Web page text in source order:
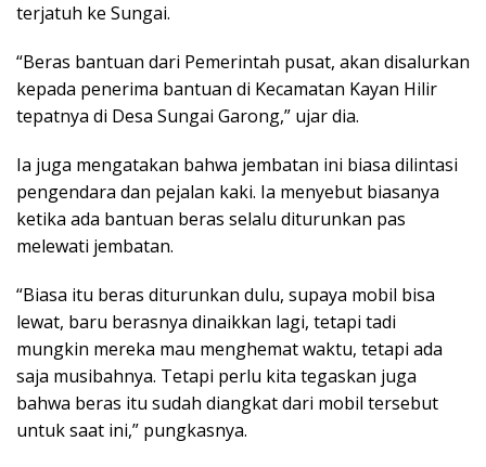
terjatuh ke Sungai.
“Beras bantuan dari Pemerintah pusat, akan disalurkan
kepada penerima bantuan di Kecamatan Kayan Hilir
tepatnya di Desa Sungai Garong,” ujar dia.
Ia juga mengatakan bahwa jembatan ini biasa dilintasi
pengendara dan pejalan kaki. Ia menyebut biasanya
ketika ada bantuan beras selalu diturunkan pas
melewati jembatan.
“Biasa itu beras diturunkan dulu, supaya mobil bisa
lewat, baru berasnya dinaikkan lagi, tetapi tadi
mungkin mereka mau menghemat waktu, tetapi ada
saja musibahnya. Tetapi perlu kita tegaskan juga
bahwa beras itu sudah diangkat dari mobil tersebut
untuk saat ini,” pungkasnya.